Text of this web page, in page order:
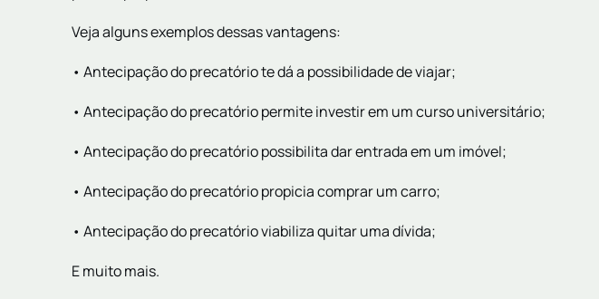
Veja alguns exemplos dessas vantagens:
• Antecipação do precatório te dá a possibilidade de viajar;
• Antecipação do precatório permite investir em um curso universitário;
• Antecipação do precatório possibilita dar entrada em um imóvel;
• Antecipação do precatório propicia comprar um carro;
• Antecipação do precatório viabiliza quitar uma dívida;
E muito mais.